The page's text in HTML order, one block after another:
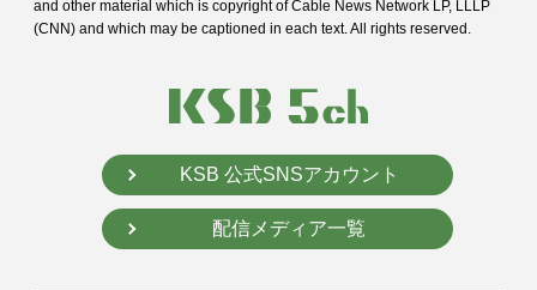
and other material which is copyright of Cable News Network LP, LLLP
(CNN) and which may be captioned in each text. All rights reserved.
KSB 公式SNSアカウント
配信メディア一覧